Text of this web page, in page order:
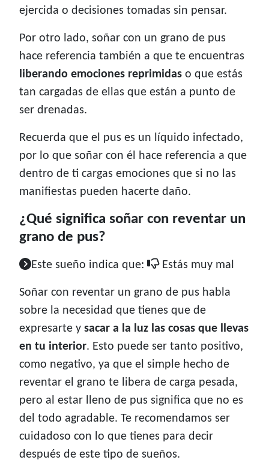
ejercida o decisiones tomadas sin pensar.
Por otro lado, soñar con un grano de pus
hace referencia también a que te encuentras
liberando emociones reprimidas o que estás
tan cargadas de ellas que están a punto de
ser drenadas.
Recuerda que el pus es un líquido infectado,
por lo que soñar con él hace referencia a que
dentro de ti cargas emociones que si no las
manifiestas pueden hacerte daño.
¿Qué significa soñar con reventar un
grano de pus?
Este sueño indica que: Estás muy mal
Soñar con reventar un grano de pus habla
sobre la necesidad que tienes que de
expresarte y sacar a la luz las cosas que llevas
en tu interior. Esto puede ser tanto positivo,
como negativo, ya que el simple hecho de
reventar el grano te libera de carga pesada,
pero al estar lleno de pus significa que no es
del todo agradable. Te recomendamos ser
cuidadoso con lo que tienes para decir
después de este tipo de sueños.